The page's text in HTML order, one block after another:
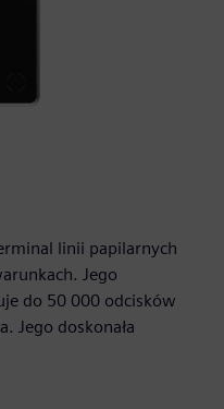
linii papilarnych
Jego
do 50 000 odcisków
Jego doskonała